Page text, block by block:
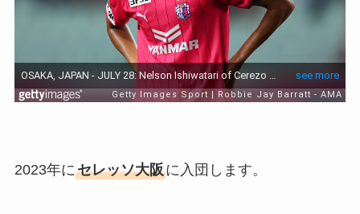
2023年にセレッソ大阪に入団します。